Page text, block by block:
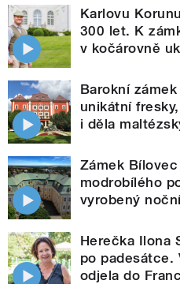
Karlovu
300 let. K
v kočárovně
Barokní
unikátní
i děla
Zámek
modrobílého
vyrobený
Herečka Ilona
po padesátce.
odjela do